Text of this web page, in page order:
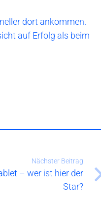
dort ankommen.
auf Erfolg als beim
Nächster Beitrag
– wer ist hier der
Star?